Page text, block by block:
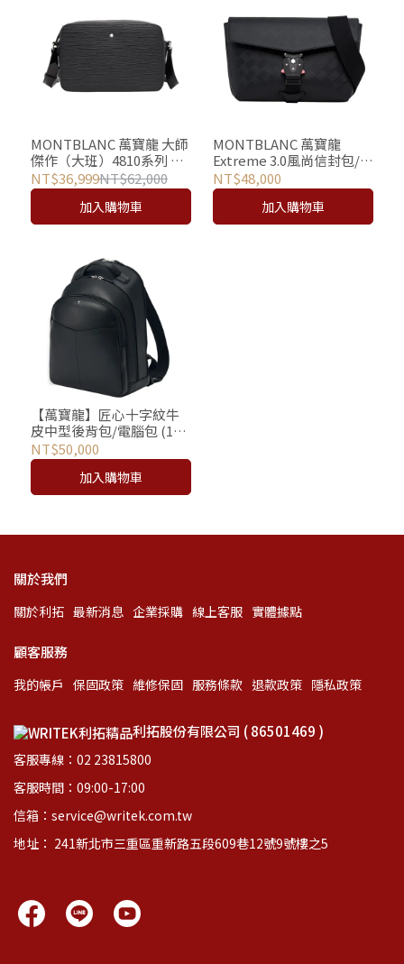
MONTBLANC 萬寶龍 大師
傑作（大班）4810系列 信
差包
NT$36,999NT$62,000
加入購物車
MONTBLANC 萬寶龍
Extreme 3.0風尚信封包/斜
背包 - 黑 (M Lock 4810鎖
扣)
NT$48,000
加入購物車
【萬寶龍】匠心十字紋牛
皮中型後背包/電腦包 (13
吋筆電)｜MONTBLANC
NT$50,000
加入購物車
關於我們
關於利拓 最新消息 企業採購 線上客服 實體據點
顧客服務
我的帳戶 保固政策 維修保固 服務條款 退款政策 隱私政策
利拓股份有限公司 ( 86501469 )
客服專線：02 23815800
客服時間：09:00-17:00
信箱：service@writek.com.tw
地址： 241新北市三重區重新路五段609巷12號9號樓之5